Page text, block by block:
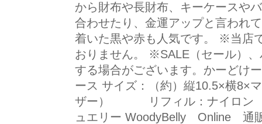
から財布や長財布、キーケースや
合わせたり、金運アップと言われ
着いた黒や赤も人気です。 ※当店
おりません。 ※SALE（セール）
する場合がございます。かーど
ース サイズ：（約）縦10.5×横8×
ザー） リフィル：ナイロン
ュエリー WoodyBelly Online 通